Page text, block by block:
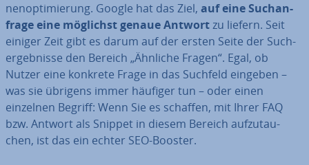
nen­op­ti­mie­rung. Google hat das Ziel, auf eine Such­an­
fra­ge eine möglichst genaue Antwortzu liefern. Seit
einiger Zeit gibt es darum auf der ersten Seite der Such­
ergeb­nis­se den Bereich „Ähnliche Fragen“. Egal, ob
Nutzer eine konkrete Frage in das Suchfeld eingeben –
was sie übrigens immer häufiger tun – oder einen
einzelnen Begriff: Wenn Sie es schaffen, mit Ihrer FAQ
bzw. Antwort als Snippet in diesem Bereich auf­zu­tau­
chen, ist das ein echter SEO-Booster.